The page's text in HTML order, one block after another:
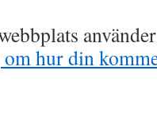
hur din